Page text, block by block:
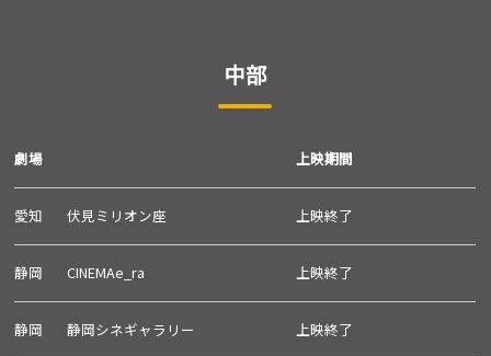
中部
劇場 上映期間
愛知 伏見ミリオン座 上映終了
静岡 CINEMAe_ra 上映終了
静岡 静岡シネギャラリー 上映終了